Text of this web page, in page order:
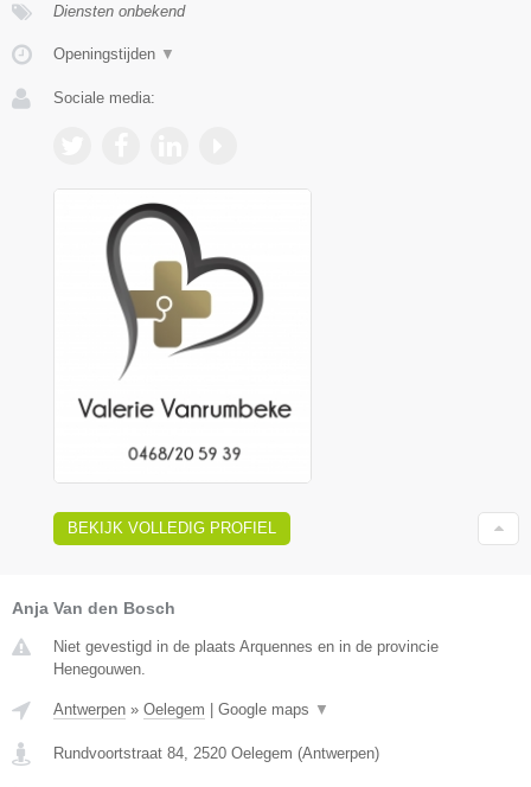
Diensten onbekend
Openingstijden ▼
Sociale media:
BEKIJK VOLLEDIG PROFIEL
Anja Van den Bosch
Niet gevestigd in de plaats Arquennes en in de provincie
Henegouwen.
Antwerpen » Oelegem Google maps ▼
Rundvoortstraat 84, 2520 Oelegem (Antwerpen)